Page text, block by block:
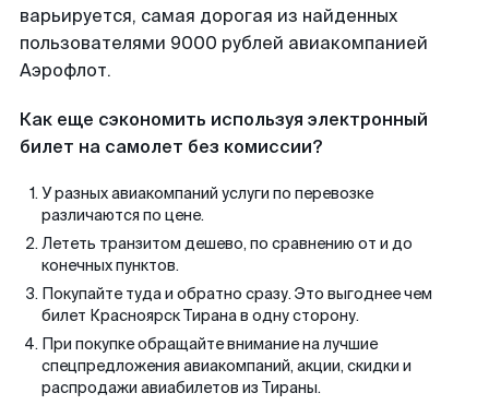
варьируется, самая дорогая из найденных
пользователями 9000 рублей авиакомпанией
Аэрофлот.
Как еще сэкономить используя электронный
билет на самолет без комиссии?
У разных авиакомпаний услуги по перевозке
различаются по цене.
Лететь транзитом дешево, по сравнению от и до
конечных пунктов.
Покупайте туда и обратно сразу. Это выгоднее чем
билет Красноярск Тирана в одну сторону.
При покупке обращайте внимание на лучшие
спецпредложения авиакомпаний, акции, скидки и
распродажи авиабилетов из Тираны.